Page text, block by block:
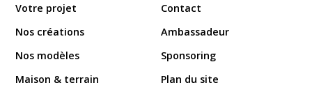
Votre projet
Nos créations
Nos modèles
Maison & terrain
Contact
Ambassadeur
Sponsoring
Plan du site